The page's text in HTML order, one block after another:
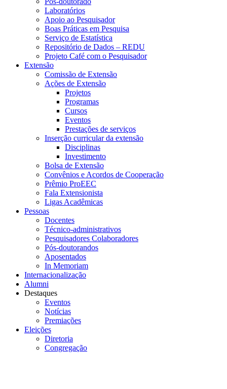
Laboratórios
Apoio ao Pesquisador
Boas Práticas em Pesquisa
Serviço de Estatística
Repositório de Dados – REDU
Projeto Café com o Pesquisador
Extensão
Comissão de Extensão
Ações de Extensão
Projetos
Programas
Cursos
Eventos
Prestações de serviços
Inserção curricular da extensão
Disciplinas
Investimento
Bolsa de Extensão
Convênios e Acordos de Cooperação
Prêmio ProEEC
Fala Extensionista
Ligas Acadêmicas
Pessoas
Docentes
Técnico-administrativos
Pesquisadores Colaboradores
Pós-doutorandos
Aposentados
In Memoriam
Internacionalização
Alumni
Destaques
Eventos
Notícias
Premiações
Eleições
Diretoria
Congregação